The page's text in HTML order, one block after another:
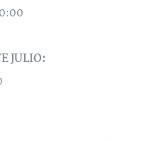
JULIO: